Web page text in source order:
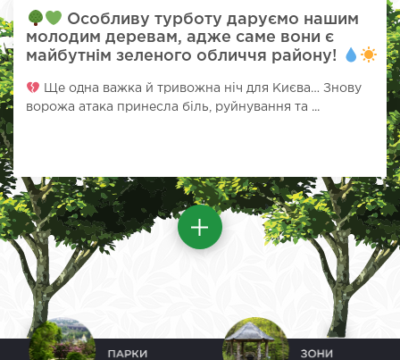
Особливу турботу даруємо нашим
молодим деревам, адже саме вони є
майбутнім зеленого обличчя району!
Ще одна важка й тривожна ніч для Києва… Знову
ворожа атака принесла біль, руйнування та ...